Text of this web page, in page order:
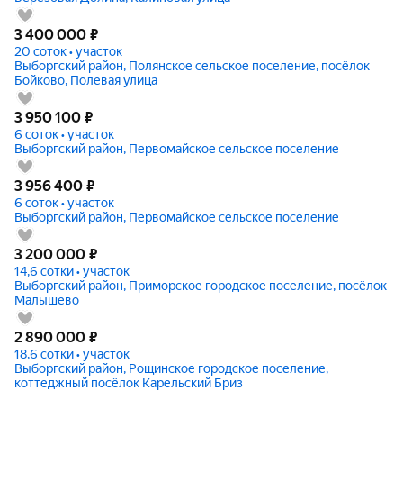
3 400 000 ₽
20 соток • участок
Выборгский район, Полянское сельское поселение, посёлок
Бойково, Полевая улица
3 950 100 ₽
6 соток • участок
Выборгский район, Первомайское сельское поселение
3 956 400 ₽
6 соток • участок
Выборгский район, Первомайское сельское поселение
3 200 000 ₽
14,6 сотки • участок
Выборгский район, Приморское городское поселение, посёлок
Малышево
2 890 000 ₽
18,6 сотки • участок
Выборгский район, Рощинское городское поселение,
коттеджный посёлок Карельский Бриз